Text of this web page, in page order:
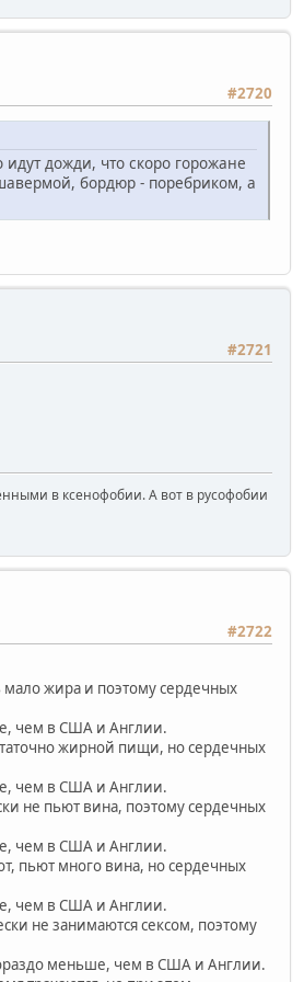
#2720
идут дожди, что скоро горожане
бордюр - поребриком, а
#2721
в ксенофобии. А вот в русофобии
#2722
жира и поэтому сердечных
чем в США и Англии.
жирной пищи, но сердечных
чем в США и Англии.
не пьют вина, поэтому сердечных
чем в США и Англии.
пьют много вина, но сердечных
чем в США и Англии.
не занимаются сексом, поэтому
меньше, чем в США и Англии.